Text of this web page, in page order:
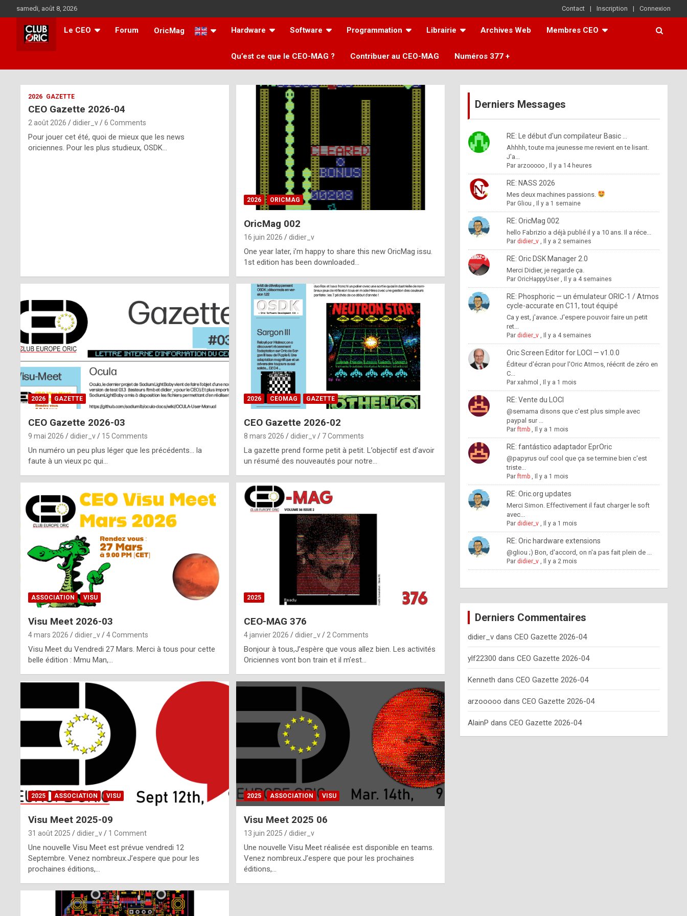
to
content
samedi, août 8, 2026 Contact Inscription Connexion
Le CEO Forum OricMag Hardware Software Programmation Librairie Archives Web Membres CEO
Qu’est ce que le CEO-MAG ? Contribuer au CEO-MAG Numéros 377 +
ff
m
2026 GAZETTE
CEO Gazette 2026-04
2 août 2026 didier_v 6 Comments
Pour jouer cet été, quoi de mieux que les news
oriciennes. Pour les plus studieux, OSDK…
2026 ORICMAG
OricMag 002
16 juin 2026 didier_v
One year later, i’m happy to share this new OricMag issu.
1st edition has been downloaded…
2026 GAZETTE
CEO Gazette 2026-03
9 mai 2026 didier_v 15 Comments
Un numéro un peu plus léger que les précédents… la
faute à un vieux pc qui…
2026 CEOMAG GAZETTE
CEO Gazette 2026-02
8 mars 2026 didier_v 7 Comments
La gazette prend forme petit à petit. L’objectif est d’avoir
un résumé des nouveautés pour notre…
ASSOCIATION VISU
Visu Meet 2026-03
4 mars 2026 didier_v 4 Comments
Visu Meet du Vendredi 27 Mars. Merci à tous pour cette
belle édition : Mmu Man,…
2025
CEO-MAG 376
4 janvier 2026 didier_v 2 Comments
Bonjour à tous,J’espère que vous allez bien. Les activités
Oriciennes vont bon train et il m’est…
2025 ASSOCIATION VISU
Visu Meet 2025-09
31 août 2025 didier_v 1 Comment
Une nouvelle Visu Meet est prévue vendredi 12
Septembre. Venez nombreux.J’espere que pour les
prochaines éditions,…
2025 ASSOCIATION VISU
Visu Meet 2025 06
13 juin 2025 didier_v
Une nouvelle Visu Meet réalisée est disponible en teams.
Venez nombreux.J’espere que pour les prochaines
éditions,…
Derniers Messages
RE: Le début d'un compilateur Basic ...
Ahhhh, toute ma jeunesse me revient en te lisant.
J'a...
Par arzooooo, Il y a 14 heures
RE: NASS 2026
Mes deux machines passions.
Par Gliou , Il y a 1 semaine
RE: OricMag 002
hello Fabrizio a déjà publié il y a 10 ans. Il a réce...
Par didier_v, Il y a 2 semaines
RE: Oric DSK Manager 2.0
Merci Didier, je regarde ça.
Par OricHappyUser, Il y a 4 semaines
RE: Phosphoric — un émulateur ORIC-1 / Atmos
cycle-accurate en C11, tout équipé
Ca y est, j'avance. J'espere pouvoir faire un petit
ret...
Par didier_v, Il y a 4 semaines
Oric Screen Editor for LOCI — v1.0.0
Éditeur d'écran pour l'Oric Atmos, réécrit de zéro en
C...
Par xahmol , Il y a 1 mois
RE: Vente du LOCI
@semama disons que c'est plus simple avec
paypal sur ...
Parftmb, Il y a 1 mois
RE: fantástico adaptador EprOric
@papyrus ouf cool que ça se termine bien c'est
triste...
Parftmb, Il y a 1 mois
RE: Oric.org updates
Merci Simon. Effectivement il faut charger le soft
avec...
Par didier_v, Il y a 1 mois
RE: Oric hardware extensions
@gliou ;) Bon, d'accord, on n'a pas fait plein de ...
Par didier_v, Il y a 2 mois
Derniers Commentaires
didier_vdans CEO Gazette 2026-04
ylf22300 dans CEO Gazette 2026-04
Kenneth dans CEO Gazette 2026-04
arzooooo dans CEO Gazette 2026-04
AlainP dans CEO Gazette 2026-04